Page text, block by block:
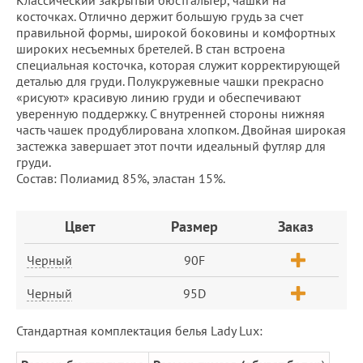
косточках. Отлично держит большую грудь за счет
правильной формы, широкой боковины и комфортных
широких несъемных бретелей. В стан встроена
специальная косточка, которая служит корректирующей
деталью для груди. Полукружевные чашки прекрасно
«рисуют» красивую линию груди и обеспечивают
уверенную поддержку. С внутренней стороны нижняя
часть чашек продублирована хлопком. Двойная широкая
застежка завершает этот почти идеальный футляр для
груди.
Состав: Полиамид 85%, эластан 15%.
ЗаказЦвет Размер Заказ
Черный 90F
Черный 95D
Стандартная комплектация белья Lady Lux: